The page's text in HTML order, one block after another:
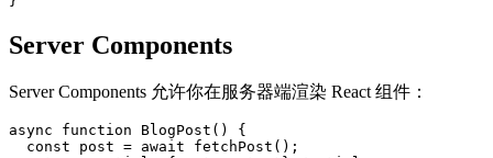
Server Components
Server Components 允许你在服务器端渲染 React 组件：
async function BlogPost() {
  const post = await fetchPost();